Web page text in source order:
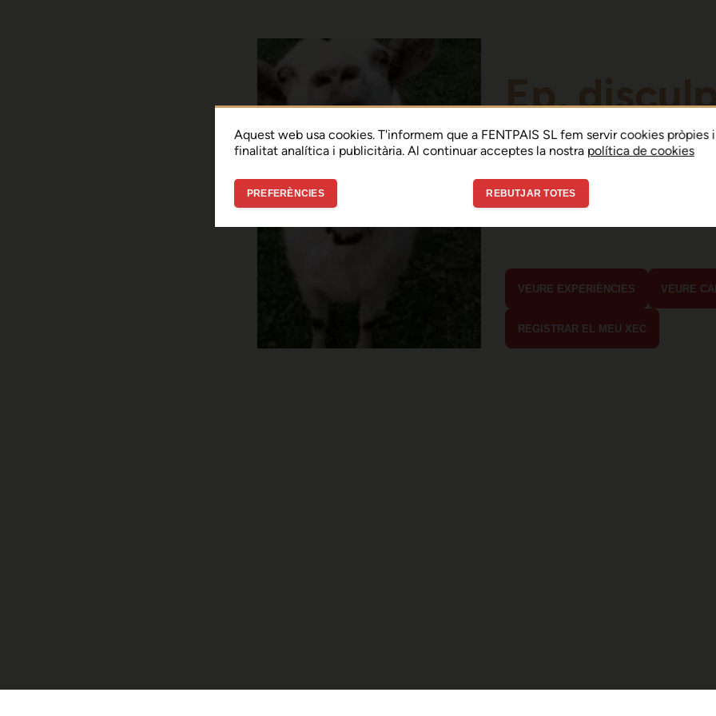
Ep,
Sembla que hi ha
error de connexió
En menys de 15 segons hauria
VEURE EXPERIÈNCIES VEURE
REGISTRAR EL MEU XEC
Aquest web usa cookies. T'informem que a FENTPAIS SL fem servir cookies pròpies
finalitat analítica i publicitària. Al continuar acceptes la nostra política de cookies
PREFERÈNCIES REBUTJAR TOTES